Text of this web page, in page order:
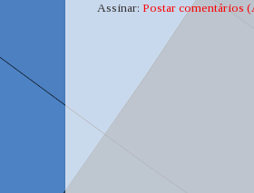
Assinar: Postar comentários